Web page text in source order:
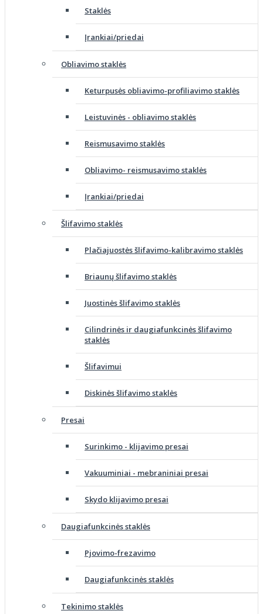
Staklės
Įrankiai/priedai
Obliavimo staklės
Keturpusės obliavimo-profiliavimo staklės
Leistuvinės - obliavimo staklės
Reismusavimo staklės
Obliavimo- reismusavimo staklės
Įrankiai/priedai
Šlifavimo staklės
Plačiajuostės šlifavimo-kalibravimo staklės
Briaunų šlifavimo staklės
Juostinės šlifavimo staklės
Cilindrinės ir daugiafunkcinės šlifavimo
staklės
Šlifavimui
Diskinės šlifavimo staklės
Presai
Surinkimo - klijavimo presai
Vakuuminiai - mebraniniai presai
Skydo klijavimo presai
Daugiafunkcinės staklės
Pjovimo-frezavimo
Daugiafunkcinės staklės
Tekinimo staklės